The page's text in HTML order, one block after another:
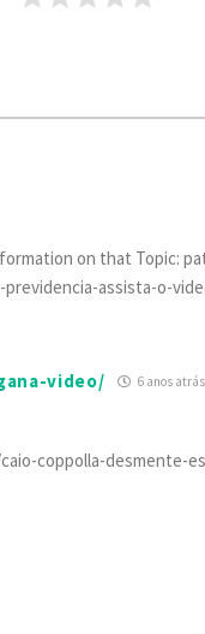
on that Topic:
assista-o-
video/ 6 anos atrás
coppolla-desmente-